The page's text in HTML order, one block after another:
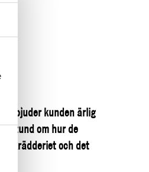
erbjuder kunden ärlig
om hur de
skrädderiet och det